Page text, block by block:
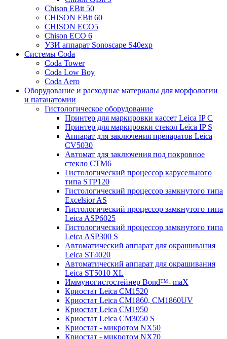
Chison EBit 50
CHISON EBit 60
CHISON ECO5
Chison ECO 6
УЗИ аппарат Sonoscape S40exp
Системы Coda
Coda Tower
Coda Low Boy
Coda Aero
Оборудование и расходные материалы для морфологии
и патанатомии
Гистологическое оборудование
Принтер для маркировки кассет Leica IP C
Принтер для маркировки стекол Leica IP S
Аппарат для заключения препаратов Leica
CV5030
Автомат для заключения под покровное
стекло CTM6
Гистологический процессор карусельного
типа STP120
Гистологический процессор замкнутого типа
Excelsior AS
Гистологический процессор замкнутого типа
Leica ASP6025
Гистологический процессор замкнутого типа
Leica ASP300 S
Автоматический аппарат для окрашивания
Leica ST4020
Автоматический аппарат для окрашивания
Leica ST5010 XL
Иммуногистостейнер Bond™- maX
Криостат Leica CM1520
Криостат Leica CM1860, CM1860UV
Криостат Leica CM1950
Криостат Leica CM3050 S
Криостат - микротом NX50
Криостат - микротом NX70